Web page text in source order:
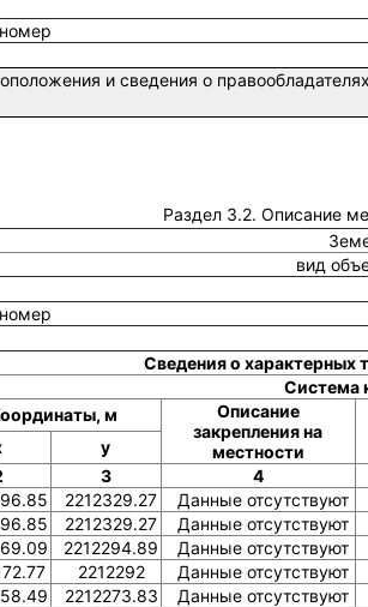
и сведения о
Раздел 3.2. Описание
вид
Сведения о характерных
Система
м
Описание
закрепления на
местности
y
3
4
2212329.27
Данные отсутствуют
2212329.27
Данные отсутствуют
2212294.89
Данные отсутствуют
2212292
Данные отсутствуют
2212273.83
Данные отсутствуют